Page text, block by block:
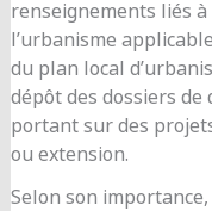
renseignements liés
l’urbanisme
du plan local
dépôt des dossiers de
portant sur des
ou extension.
Selon son